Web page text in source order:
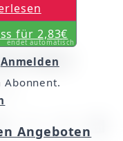
Goes
für 2,83€
endet automatisch
Anmelden
Abonnent.
Angeboten